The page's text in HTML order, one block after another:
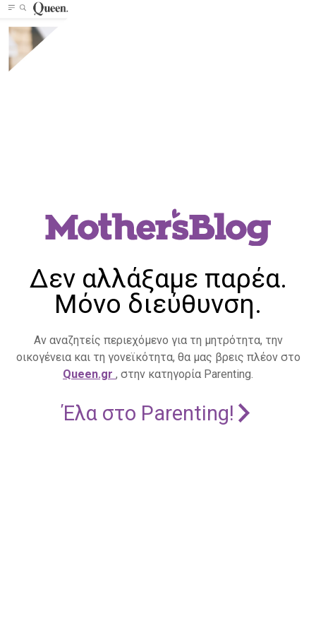
Δεν αλλάξαμε παρέα.
Μόνο διεύθυνση.
Αν αναζητείς περιεχόμενο για τη μητρότητα, την
οικογένεια και τη γονεϊκότητα, θα μας βρεις πλέον στο
Queen.gr , στην κατηγορία Parenting.
Έλα στο Parenting!